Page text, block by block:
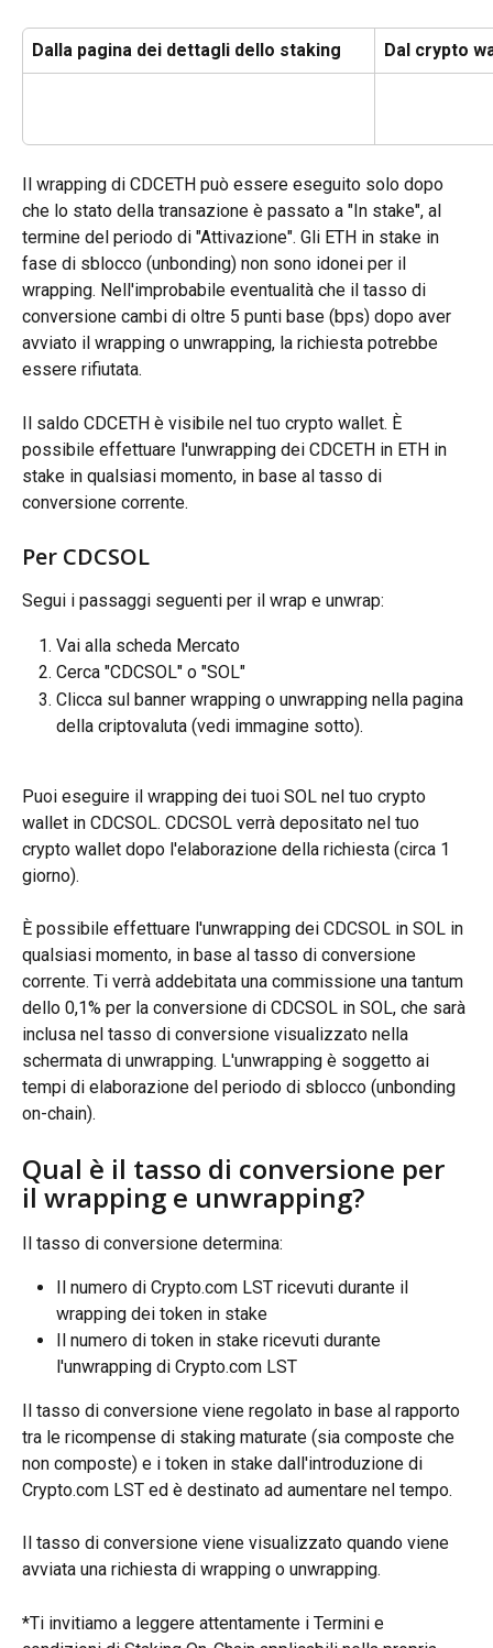
Dalla pagina dei dettagli dello staking Dal crypto
Il wrapping di CDCETH può essere eseguito solo dopo
che lo stato della transazione è passato a "In stake", al
termine del periodo di "Attivazione". Gli ETH in stake in
fase di sblocco (unbonding) non sono idonei per il
wrapping. Nell'improbabile eventualità che il tasso di
conversione cambi di oltre 5 punti base (bps) dopo aver
avviato il wrapping o unwrapping, la richiesta potrebbe
essere rifiutata.
Il saldo CDCETH è visibile nel tuo crypto wallet. È
possibile effettuare l'unwrapping dei CDCETH in ETH in
stake in qualsiasi momento, in base al tasso di
conversione corrente.
Per CDCSOL
Segui i passaggi seguenti per il wrap e unwrap:
Vai alla scheda Mercato
Cerca "CDCSOL" o "SOL"
Clicca sul banner wrapping o unwrapping nella pagina
della criptovaluta (vedi immagine sotto).
Puoi eseguire il wrapping dei tuoi SOL nel tuo crypto
wallet in CDCSOL. CDCSOL verrà depositato nel tuo
crypto wallet dopo l'elaborazione della richiesta (circa 1
giorno).
È possibile effettuare l'unwrapping dei CDCSOL in SOL in
qualsiasi momento, in base al tasso di conversione
corrente. Ti verrà addebitata una commissione una tantum
dello 0,1% per la conversione di CDCSOL in SOL, che sarà
inclusa nel tasso di conversione visualizzato nella
schermata di unwrapping. L'unwrapping è soggetto ai
tempi di elaborazione del periodo di sblocco (unbonding
on-chain).
Qual è il tasso di conversione per
il wrapping e unwrapping?
Il tasso di conversione determina:
Il numero di Crypto.com LST ricevuti durante il
wrapping dei token in stake
Il numero di token in stake ricevuti durante
l'unwrapping di Crypto.com LST
Il tasso di conversione viene regolato in base al rapporto
tra le ricompense di staking maturate (sia composte che
non composte) e i token in stake dall'introduzione di
Crypto.com LST ed è destinato ad aumentare nel tempo.
Il tasso di conversione viene visualizzato quando viene
avviata una richiesta di wrapping o unwrapping.
*Ti invitiamo a leggere attentamente i Termini e